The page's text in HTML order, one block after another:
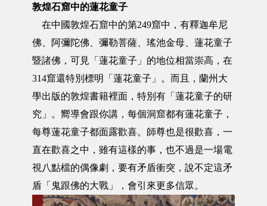
敦煌石窟中的蓮花童子
在中國敦煌石窟中的第249窟中，有釋迦牟尼
佛、阿彌陀佛、彌勒菩薩、瑤池金母、蓮花童子
暨諸佛，可見「蓮花童子」的地位相當崇高，在
314窟還特別標明「蓮花童子」。而且，蘭州大
學出版的敦煌書籍裡面，特別有「蓮花童子的研
究」。嚮導會跟你講，每個洞窟都有蓮花童子，
每尊蓮花童子都面露歡喜。師尊也是很歡喜，一
直在歡喜之中，雖有這樣的事，也不過是一場電
視八點檔的偶像劇，要有矛盾衝突，說不定這矛
盾「鬼跟佛的大戰」，會引來更多信眾。